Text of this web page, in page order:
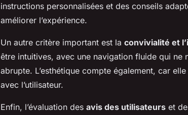
instructions personnalisées et des conseils
améliorer l’expérience.
Un autre critère important est la convivialité et
être intuitives, avec une navigation fluide qui ne
abrupte. L’esthétique compte également, car
avec l’utilisateur.
Enfin, l’évaluation des avis des utilisateurs et